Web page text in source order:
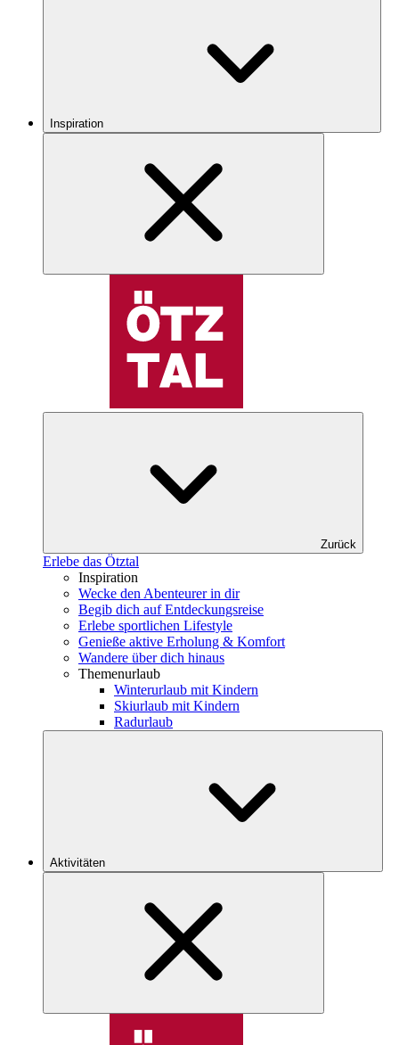
Inspiration
Zurück
Erlebe das Ötztal
Inspiration
Wecke den Abenteurer in dir
Begib dich auf Entdeckungsreise
Erlebe sportlichen Lifestyle
Genieße aktive Erholung & Komfort
Wandere über dich hinaus
Themenurlaub
Winterurlaub mit Kindern
Skiurlaub mit Kindern
Radurlaub
Aktivitäten